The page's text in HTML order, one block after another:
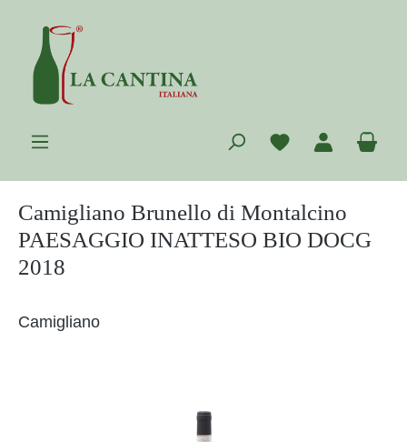
Zum Hauptinhalt springen
Du hast 0
Camigliano Brunello di Montalcino
PAESAGGIO INATTESO BIO DOCG
2018
Camigliano